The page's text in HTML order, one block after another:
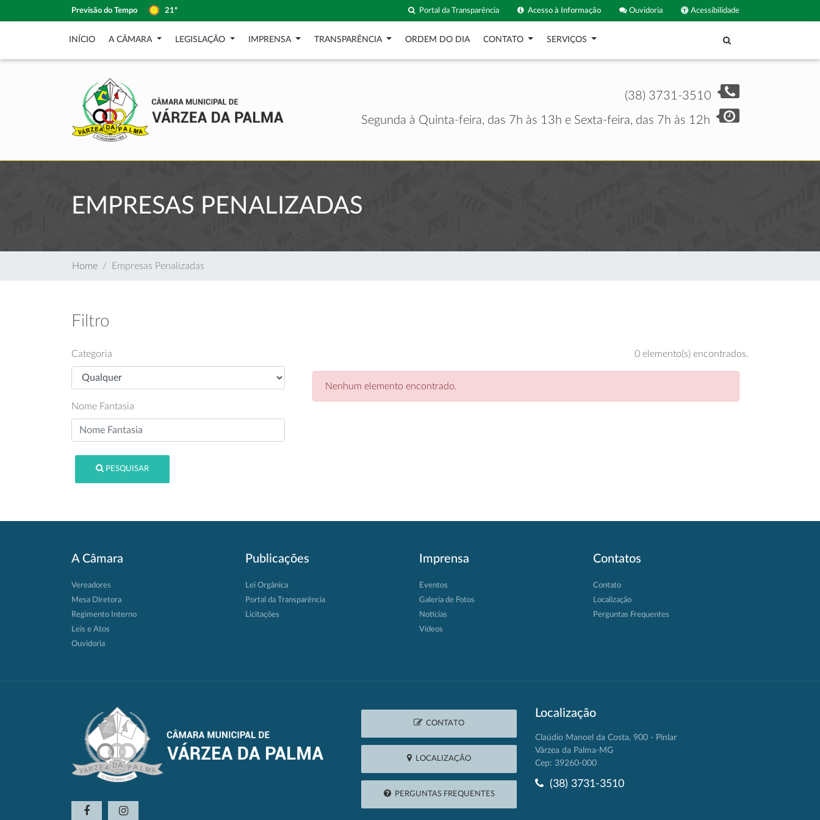
Previsão do Tempo 21º Acessibilidade
Ouvidoria
Acesso à Informação
Portal da Transparência
INÍCIO A CÂMARA LEGISLAÇÃO IMPRENSA TRANSPARÊNCIA ORDEM DO DIA CONTATO SERVIÇOS
(38) 3731-3510
Segunda à Quinta-feira, das 7h às 13h e Sexta-feira, das 7h às 12h
EMPRESAS PENALIZADAS
Home Empresas Penalizadas
Filtro
Categoria
Nome Fantasia
PESQUISAR
0 elemento(s) encontrados.
Nenhum elemento encontrado.
A Câmara
Vereadores
Mesa Diretora
Regimento Interno
Leis e Atos
Ouvidoria
Publicações
Lei Orgânica
Portal da Transparência
Licitações
Imprensa
Eventos
Galeria de Fotos
Notícias
Vídeos
Contatos
Contato
Localização
Perguntas Frequentes
CONTATO
LOCALIZAÇÃO
PERGUNTAS FREQUENTES
Localização
Claúdio Manoel da Costa, 900 - Pinlar
Várzea da Palma-MG
Cep: 39260-000
(38) 3731-3510